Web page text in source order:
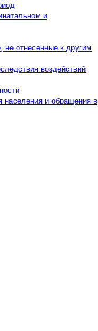
и
не отнесенные к другим
воздействий
населения и обращения в